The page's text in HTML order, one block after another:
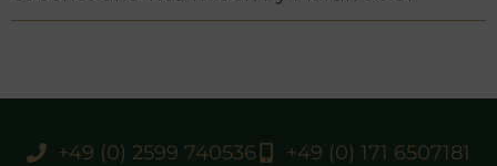
+49 (0) 2599 740536
+49 (0) 171 6507181